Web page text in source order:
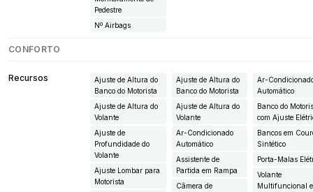
Pedestre
Nº Airbags
CONFORTO
Recursos
Ajuste de Altura do
Banco do Motorista
Ajuste de Altura do
Volante
Ajuste de
Profundidade do
Volante
Ajuste Lombar para
Motorista
Ajuste de Altura do
Banco do Motorista
Ajuste de Altura do
Volante
Ar-Condicionado
Automático
Assistente de
Partida em Rampa
Câmera de
Ar-
Automático
Banco do
com Ajuste
Bancos em
Sintético
Porta-Malas
Volante
Multifuncional